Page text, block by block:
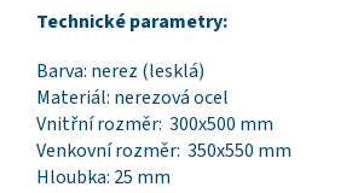
Technické parametry:
Barva: nerez (lesklá)
Materiál: nerezová ocel
Vnitřní rozměr: 300x500 mm
Venkovní rozměr: 350x550 mm
Hloubka: 25 mm